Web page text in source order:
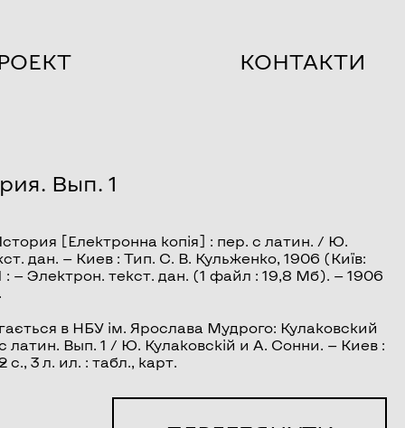
КОНТАКТИ
Вып. 1
[Електронна копія] : пер. с латин. / Ю.
дан. — Киев : Тип. С. В. Кульженко, 1906 (Київ:
— Электрон. текст. дан. (1 файл : 19,8 Мб). — 1906
в НБУ ім. Ярослава Мудрого: Кулаковский
Вып. 1 / Ю. Кулаковскій и А. Сонни. — Киев :
3 л. ил. : табл., карт.